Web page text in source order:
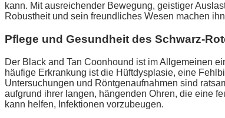
kann. Mit ausreichender Bewegung, geistiger
Robustheit und sein freundliches Wesen machen
Pflege und Gesundheit des Schwarz-
Der Black and Tan Coonhound ist im Allgemeinen
häufige Erkrankung ist die Hüftdysplasie, eine
Untersuchungen und Röntgenaufnahmen sind
aufgrund ihrer langen, hängenden Ohren, die eine
kann helfen, Infektionen vorzubeugen.